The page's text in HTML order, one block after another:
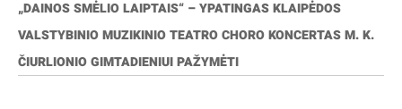
„DAINOS SMĖLIO LAIPTAIS“ – YPATINGAS KLAIPĖDOS
VALSTYBINIO MUZIKINIO TEATRO CHORO KONCERTAS M. K.
ČIURLIONIO GIMTADIENIUI PAŽYMĖTI